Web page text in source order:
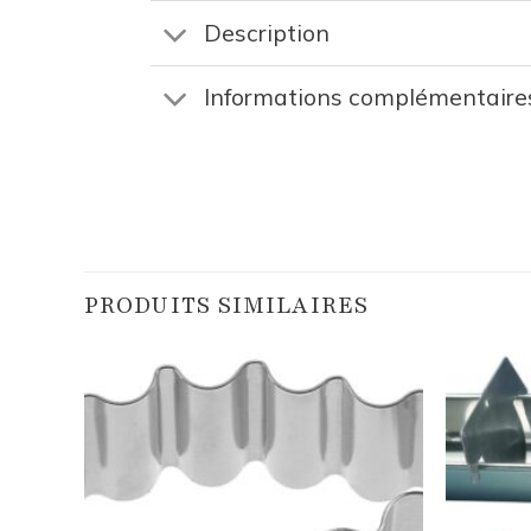
Description
Informations
PRODUITS SIMILAIRES